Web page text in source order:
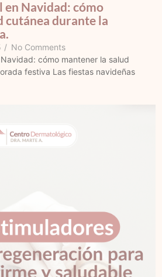
en Navidad: cómo
cutánea durante la
/ No Comments
cómo mantener la salud
festiva Las fiestas navideñas